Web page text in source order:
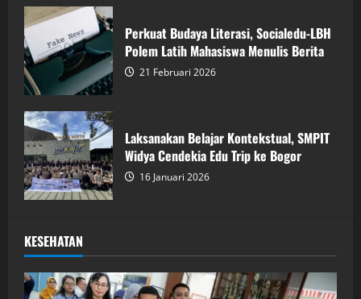
Perkuat Budaya Literasi, Socialedu-LBH
Polem Latih Mahasiswa Menulis Berita
21 Februari 2026
Laksanakan Belajar Kontekstual, SMPIT
Widya Cendekia Edu Trip ke Bogor
16 Januari 2026
KESEHATAN